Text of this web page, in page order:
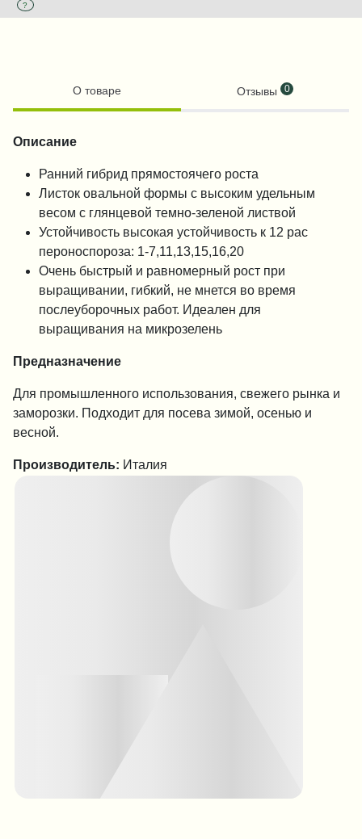
?
О товаре Отзывы 0
Описание
Ранний гибрид прямостоячего роста
Листок овальной формы с высоким удельным
весом с глянцевой темно-зеленой листвой
Устойчивость высокая устойчивость к 12 рас
пероноспороза: 1-7,11,13,15,16,20
Очень быстрый и равномерный рост при
выращивании, гибкий, не мнется во время
послеуборочных работ. Идеален для
выращивания на микрозелень
Предназначение
Для промышленного использования, свежего рынка и
заморозки. Подходит для посева зимой, осенью и
весной.
Производитель: Италия